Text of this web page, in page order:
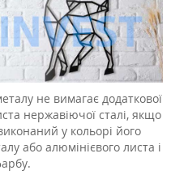
не вимагає додаткової
нержавіючої сталі, якщо
у кольорі його
або алюмінієвого листа і